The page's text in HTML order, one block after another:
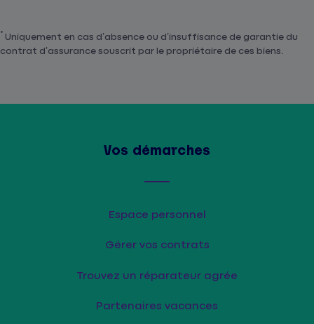
* Uniquement en cas d’absence ou d’insuffisance de garantie du
contrat d’assurance souscrit par le propriétaire de ces biens.
Vos démarches
Espace personnel
Gérer vos contrats
Trouvez un réparateur agrée
Partenaires vacances